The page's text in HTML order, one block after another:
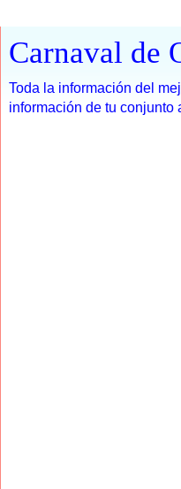
Carnaval de
Toda la información del
información de tu